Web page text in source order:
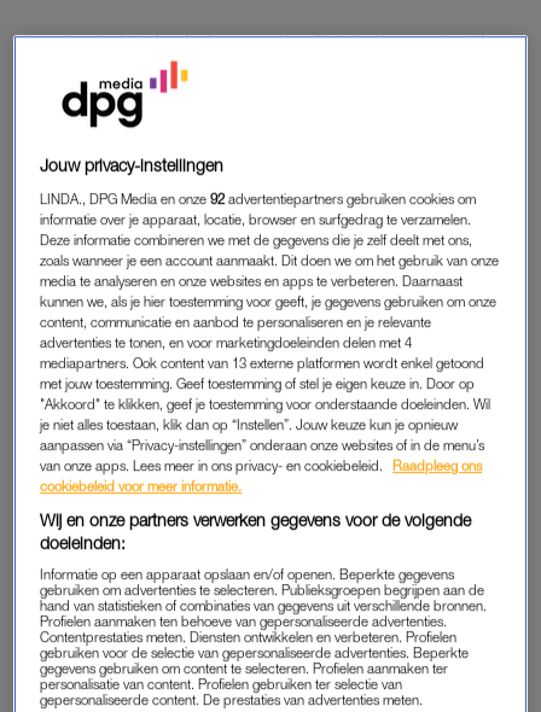
Lotte heeft zich de afgelopen weken flink druk gemaakt. “Ja,
ik ben redelijk ongeduldig aangelegd en heb heel wat mensen
in Den Haag gemaild, media aandacht gezocht en ben mijn
petitie gestart. Binnen drie weken had ik al meer dan 40.000
handtekeningen opgehaald. Daar had ik wel op gehoopt, maar
MISSIE
Alle belangstelling laat zien dat heel wat mensen achter de
missie van Lotte staan. Want zij is zeker niet de enige patiënt
met uitgezaaide borstkanker die baat kan hebben bij het
medicijn Enhertu. “Veel vrouwen -en sommige mannen- zitten
in hetzelfde schuitje. Ik heb contact gehad met de
borstkankervereniging Nederland en naar schatting komen
2600 Nederlanders in aanmerking voor Enhertu. Ook alle
mensen om die groep patiënten heen worden geraakt als het
medicijn niet beschikbaar komt. Het gaat dus echt om heel
De inzet van Lotte is dat het medicijn Enhertu vanuit het
basispakket wordt vergoed. Het geneesmiddel wacht nog op
financiële goedkeuring en zolang dat niet is geregeld, mag het
in Nederland niet worden voorgeschreven. Het is dus wachten
Jouw privacy-instellingen
LINDA., DPG Media en onze92 advertentiepartners gebruiken cookies om
informatie over je apparaat, locatie, browser en surfgedrag te verzamelen.
Deze informatie combineren we met de gegevens die je zelf deelt met ons,
zoals wanneer je een account aanmaakt. Dit doen we om het gebruik van onze
media te analyseren en onze websites en apps te verbeteren. Daarnaast
kunnen we, als je hier toestemming voor geeft, je gegevens gebruiken om onze
content, communicatie en aanbod te personaliseren en je relevante
advertenties te tonen, en voor marketingdoeleinden delen met 4
mediapartners. Ook content van 13 externe platformen wordt enkel getoond
met jouw toestemming. Geef toestemming of stel je eigen keuze in. Door op
"Akkoord" te klikken, geef je toestemming voor onderstaande doeleinden. Wil
je niet alles toestaan, klik dan op “Instellen”. Jouw keuze kun je opnieuw
aanpassen via “Privacy-instellingen” onderaan onze websites of in de menu’s
van onze apps. Lees meer in ons privacy- en cookiebeleid.
Raadpleeg ons
cookiebeleid voor meer informatie.
Wij en onze partners verwerken gegevens voor de volgende
doeleinden:
Informatie op een apparaat opslaan en/of openen. Beperkte gegevens
gebruiken om advertenties te selecteren. Publieksgroepen begrijpen aan de
hand van statistieken of combinaties van gegevens uit verschillende bronnen.
Profielen aanmaken ten behoeve van gepersonaliseerde advertenties.
Contentprestaties meten. Diensten ontwikkelen en verbeteren. Profielen
gebruiken voor de selectie van gepersonaliseerde advertenties. Beperkte
gegevens gebruiken om content te selecteren. Profielen aanmaken ter
personalisatie van content. Profielen gebruiken ter selectie van
gepersonaliseerde content. De prestaties van advertenties meten.